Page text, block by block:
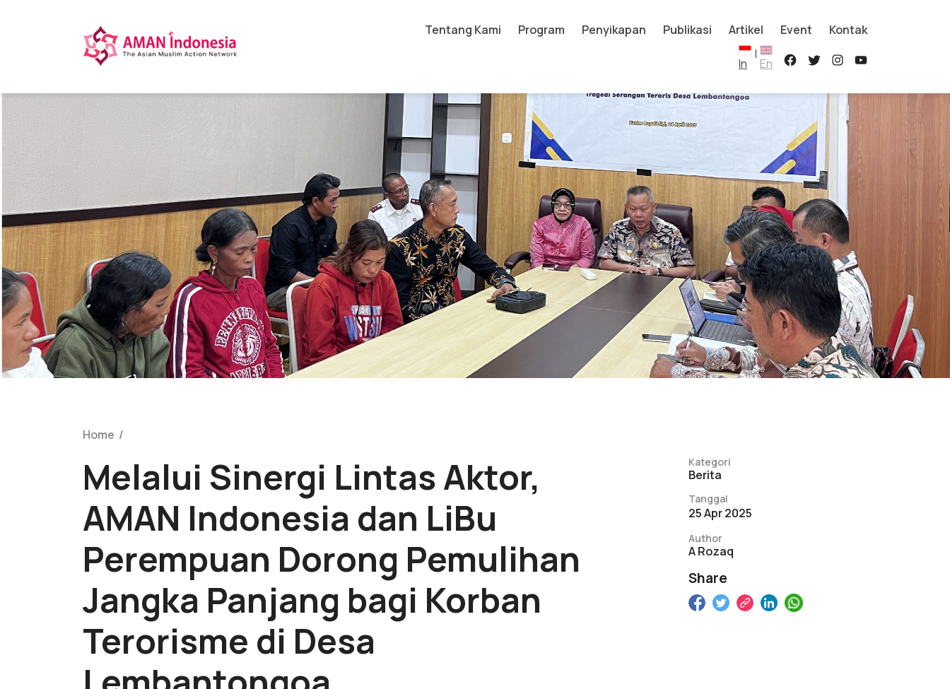
Tentang Kami Program Penyikapan Publikasi Artikel Event Kontak
In
|
En
Home /
Melalui Sinergi Lintas Aktor,
AMAN Indonesia dan LiBu
Perempuan Dorong Pemulihan
Jangka Panjang bagi Korban
Terorisme di Desa
Kategori
Berita
Tanggal
25 Apr 2025
Author
A Rozaq
Share